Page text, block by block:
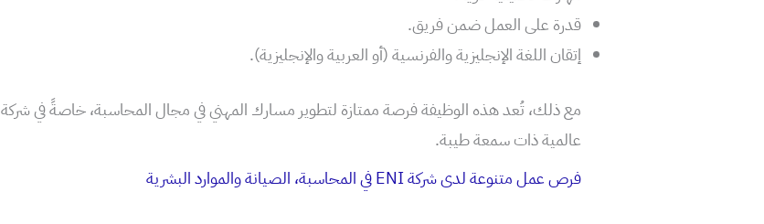
قدرة على العمل ضمن فريق.
إتقان اللغة الإنجليزية والفرنسية (أو العربية والإنجليزية).
مع ذلك، تُعد هذه الوظيفة فرصة ممتازة لتطوير مسارك المهني في مجال المحاسبة، خاصةً في شركة
عالمية ذات سمعة طيبة.
فرص عمل متنوعة لدى شركة ENI في المحاسبة، الصيانة والموارد البشرية